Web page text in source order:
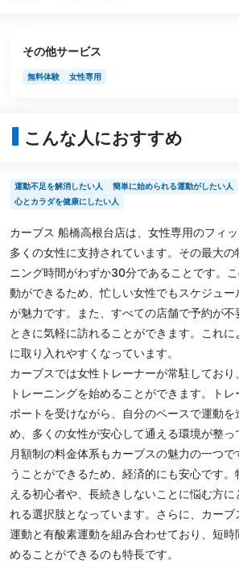
その他サービス
無料体験 女性専用
こんな人におすすめ
運動不足を解消したい人
簡単に始められる運動がしたい人
心とカラダを健康にしたい人
カーブス 船橋高根台店は、女性専用のフィッ
多くの女性に支持されています。その最大
ニング時間がわずか30分であることです。
動ができるため、忙しい女性でもスケジュ
が魅力です。また、すべての店舗で予約が
ときに気軽に訪れることができます。これ
に取り入れやすくなっています。
カーブスでは女性トレーナーが常駐してお
トレーニングを始めることができます。ト
ポートを受けながら、自分のペースで運動
め、多くの女性が安心して通える環境が整っ
月額制の料金体系もカーブスの魅力の一つ
うことができるため、経済的にも安心です
える初心者や、長続きしないことに悩む方
れる選択肢となっています。さらに、カーブ
運動と有酸素運動を組み合わせており、短
めることができるのも特長です。